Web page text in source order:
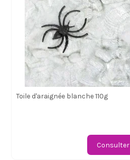
Toile d'araignée blanche 110g
Consulter